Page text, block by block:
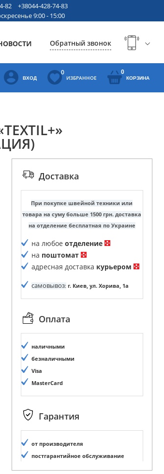
82
+38044-428-74-83
9:00 - 15:00
Обратный звонок
ВХОД
0
ИЗБРАННОЕ
0
КОРЗИНА
Доставка
При покупке швейной техники или
товара на суму больше 1500 грн. доставка
на отделение бесплатная по Украине
на любое отделение
на поштомат
адресная доставка курьером
самовывоз: г. Киев, ул. Хорива, 1а
Оплата
наличными
безналичными
Visa
MasterCard
Гарантия
от производителя
постгарантийное обслуживание